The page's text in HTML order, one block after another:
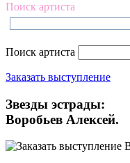
Поиск артиста
Поиск артиста
Заказать выступление
Звезды эстрады:
Воробьев Алексей.